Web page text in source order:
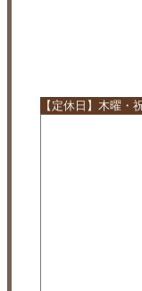
【定休日】木曜